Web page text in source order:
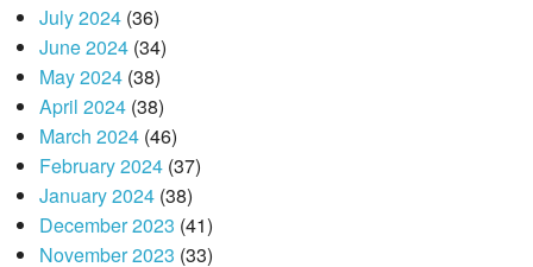
July 2024(36)
June 2024(34)
May 2024(38)
April 2024(38)
March 2024(46)
February 2024(37)
January 2024(38)
December 2023 (41)
November 2023 (33)